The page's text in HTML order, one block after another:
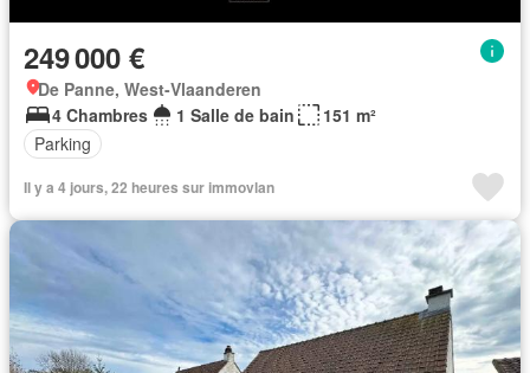
249 000 €
De Panne, West-Vlaanderen
4 Chambres
1 Salle de bain
151 m²
Parking
Il y a 4 jours, 22 heures sur immovlan